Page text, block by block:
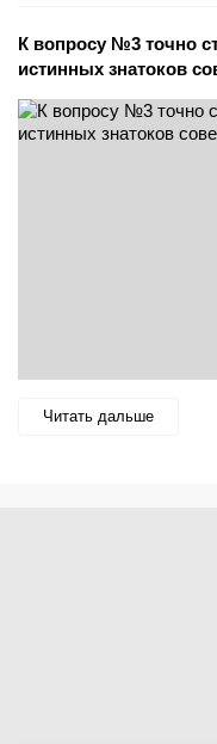
К вопросу №3 точно
истинных знатоков
Читать дальше